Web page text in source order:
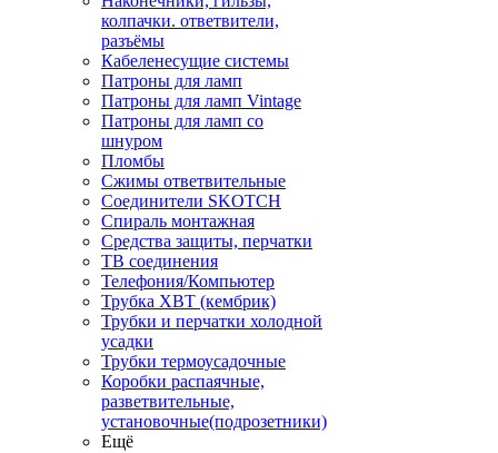
колпачки. ответвители,
разъёмы
Кабеленесущие системы
Патроны для ламп
Патроны для ламп Vintage
Патроны для ламп со
шнуром
Пломбы
Сжимы ответвительные
Соединители SKOTCH
Спираль монтажная
Средства защиты, перчатки
ТВ соединения
Телефония/Компьютер
Трубка ХВТ (кембрик)
Трубки и перчатки холодной
усадки
Трубки термоусадочные
Коробки распаячные,
разветвительные,
установочные(подрозетники)
Ещё